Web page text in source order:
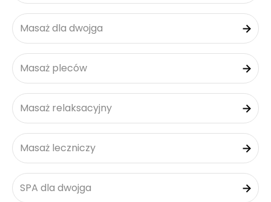
Masaż dla dwojga
Masaż pleców
Masaż relaksacyjny
Masaż leczniczy
SPA dla dwojga